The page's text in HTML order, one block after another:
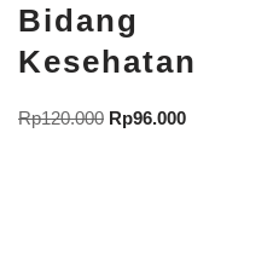
Bidang
Kesehatan
Rp120.000 Rp96.000